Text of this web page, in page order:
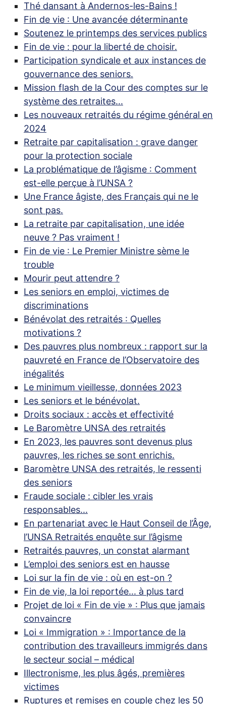
Thé dansant à Andernos-les-Bains !
Fin de vie : Une avancée déterminante
Soutenez le printemps des services publics
Fin de vie : pour la liberté de choisir.
Participation syndicale et aux instances de
gouvernance des seniors.
Mission flash de la Cour des comptes sur le
système des retraites...
Les nouveaux retraités du régime général en
2024
Retraite par capitalisation : grave danger
pour la protection sociale
La problématique de l’âgisme : Comment
est-elle perçue à l’UNSA ?
Une France âgiste, des Français qui ne le
sont pas.
La retraite par capitalisation, une idée
neuve ? Pas vraiment !
Fin de vie : Le Premier Ministre sème le
trouble
Mourir peut attendre ?
Les seniors en emploi, victimes de
discriminations
Bénévolat des retraités : Quelles
motivations ?
Des pauvres plus nombreux : rapport sur la
pauvreté en France de l’Observatoire des
inégalités
Le minimum vieillesse, données 2023
Les seniors et le bénévolat.
Droits sociaux : accès et effectivité
Le Baromètre UNSA des retraités
En 2023, les pauvres sont devenus plus
pauvres, les riches se sont enrichis.
Baromètre UNSA des retraités, le ressenti
des seniors
Fraude sociale : cibler les vrais
responsables...
En partenariat avec le Haut Conseil de l’Âge,
l’UNSA Retraités enquête sur l’âgisme
Retraités pauvres, un constat alarmant
L’emploi des seniors est en hausse
Loi sur la fin de vie : où en est-on ?
Fin de vie, la loi reportée... à plus tard
Projet de loi « Fin de vie » : Plus que jamais
convaincre
Loi « Immigration » : Importance de la
contribution des travailleurs immigrés dans
le secteur social – médical
Illectronisme, les plus âgés, premières
victimes
Ruptures et remises en couple chez les 50